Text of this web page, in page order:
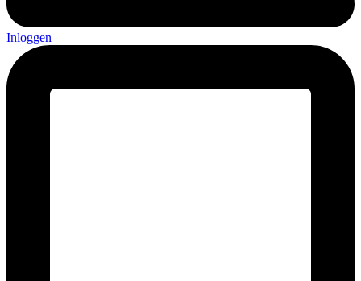
Inloggen